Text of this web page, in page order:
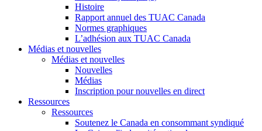
Histoire
Rapport annuel des TUAC Canada
Normes graphiques
L’adhésion aux TUAC Canada
Médias et nouvelles
Médias et nouvelles
Nouvelles
Médias
Inscription pour nouvelles en direct
Ressources
Ressources
Soutenez le Canada en consommant syndiqué